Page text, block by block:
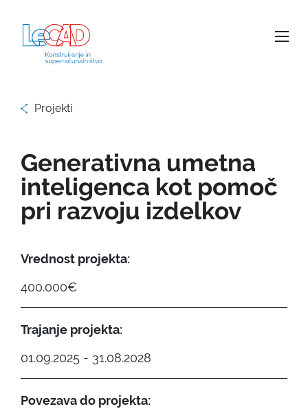
Projekti
Generativna umetna
inteligenca kot pomoč
pri razvoju izdelkov
Vrednost projekta:
400.000€
Trajanje projekta:
01.09.2025 - 31.08.2028
Povezava do projekta: